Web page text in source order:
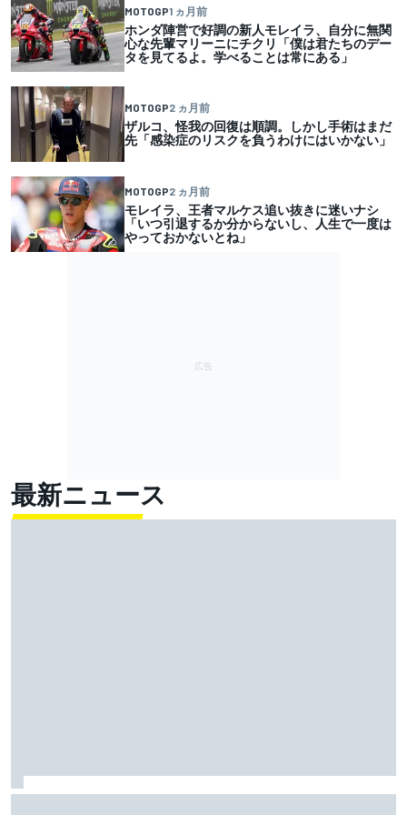
MOTOGP1 ヵ月前
ホンダ陣営で好調の新人モレイラ、自分に無関
心な先輩マリーニにチクリ「僕は君たちのデー
タを見てるよ。学べることは常にある」
MOTOGP2 ヵ月前
ザルコ、怪我の回復は順調。しかし手術はまだ
先「感染症のリスクを負うわけにはいかない」
MOTOGP2 ヵ月前
モレイラ、王者マルケス追い抜きに迷いナシ
「いつ引退するか分からないし、人生で一度は
やっておかないとね」
最新ニュース